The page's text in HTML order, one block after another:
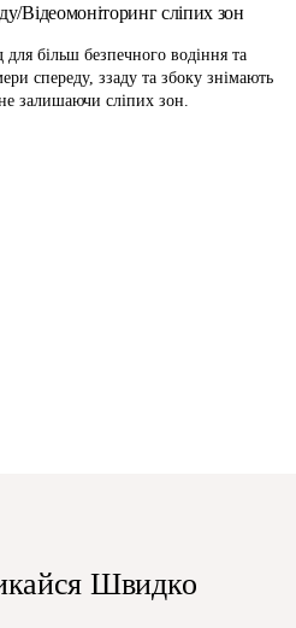
Відеомоніторинг сліпих зон
більш безпечного водіння та
спереду, ззаду та збоку знімають
залишаючи сліпих зон.
Швидко